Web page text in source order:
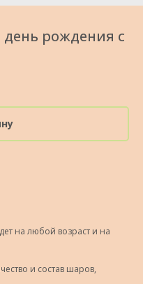
рождения с
на любой возраст и на
и состав шаров,